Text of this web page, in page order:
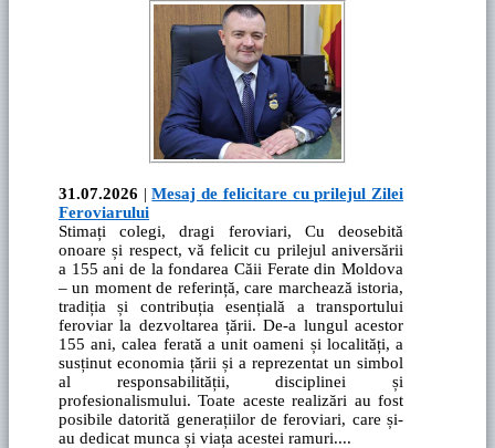
31.07.2026 |Mesaj de felicitare cu prilejul Zilei
Feroviarului
Stimați colegi, dragi feroviari, Cu deosebită
onoare și respect, vă felicit cu prilejul aniversării
a 155 ani de la fondarea Căii Ferate din Moldova
– un moment de referință, care marchează istoria,
tradiția și contribuția esențială a transportului
feroviar la dezvoltarea țării. De-a lungul acestor
155 ani, calea ferată a unit oameni și localități, a
susținut economia țării și a reprezentat un simbol
al responsabilității, disciplinei și
profesionalismului. Toate aceste realizări au fost
posibile datorită generațiilor de feroviari, care și-
au dedicat munca și viața acestei ramuri....